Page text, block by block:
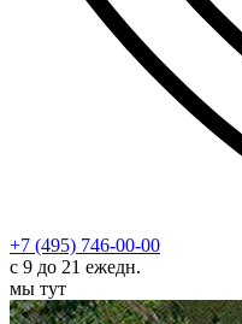
+7 (495) 746-00-00
с 9 до 21 ежедн.
мы тут